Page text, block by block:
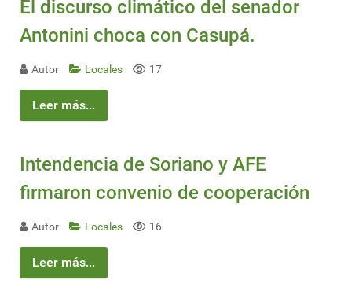
El discurso climático del senador
Antonini choca con Casupá.
Autor Locales 17
Leer más...
Intendencia de Soriano y AFE
firmaron convenio de cooperación
Autor Locales 16
Leer más...